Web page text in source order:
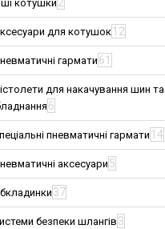
котушки 2
для котушок12
гармати61
для накачування шин та
6
пневматичні гармати 14
аксесуари 5
37
безпеки шлангів 3